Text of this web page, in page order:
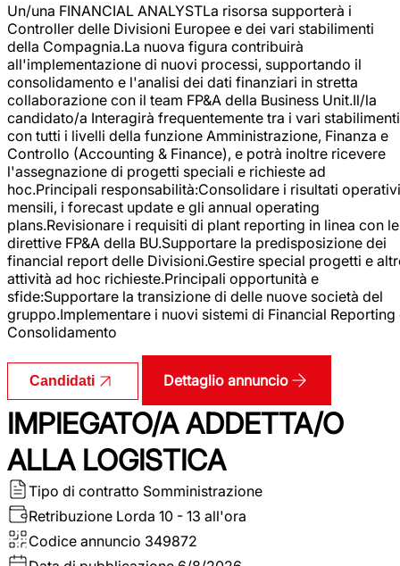
Un/una FINANCIAL ANALYSTLa risorsa supporterà i
Controller delle Divisioni Europee e dei vari stabilimenti
della Compagnia.La nuova figura contribuirà
all'implementazione di nuovi processi, supportando il
consolidamento e l'analisi dei dati finanziari in stretta
collaborazione con il team FP&A della Business Unit.Il/la
candidato/a Interagirà frequentemente tra i vari stabilimenti
con tutti i livelli della funzione Amministrazione, Finanza e
Controllo (Accounting & Finance), e potrà inoltre ricevere
l'assegnazione di progetti speciali e richieste ad
hoc.Principali responsabilità:Consolidare i risultati operativi
mensili, i forecast update e gli annual operating
plans.Revisionare i requisiti di plant reporting in linea con le
direttive FP&A della BU.Supportare la predisposizione dei
financial report delle Divisioni.Gestire special progetti e
attività ad hoc richieste.Principali opportunità e
sfide:Supportare la transizione di delle nuove società del
gruppo.Implementare i nuovi sistemi di Financial Reporting
Consolidamento
Candidati Dettaglio annuncio
IMPIEGATO/A ADDETTA/O
ALLA LOGISTICA
Tipo di contratto Somministrazione
Retribuzione Lorda 10 - 13 all'ora
Codice annuncio 349872